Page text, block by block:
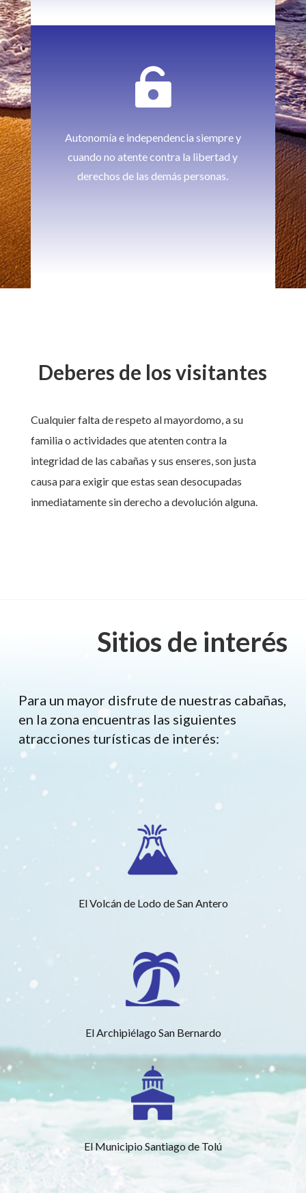

Autonomía e independencia siempre y
cuando no atente contra la libertad y
derechos de las demás personas.
Deberes de los visitantes
Cualquier falta de respeto al mayordomo, a su
familia o actividades que atenten contra la
integridad de las cabañas y sus enseres, son justa
causa para exigir que estas sean desocupadas
inmediatamente sin derecho a devolución alguna.
Sitios de interés
Para un mayor disfrute de nuestras cabañas,
en la zona encuentras las siguientes
atracciones turísticas de interés:
El Volcán de Lodo de San Antero
El Archipiélago San Bernardo
El Municipio Santiago de Tolú